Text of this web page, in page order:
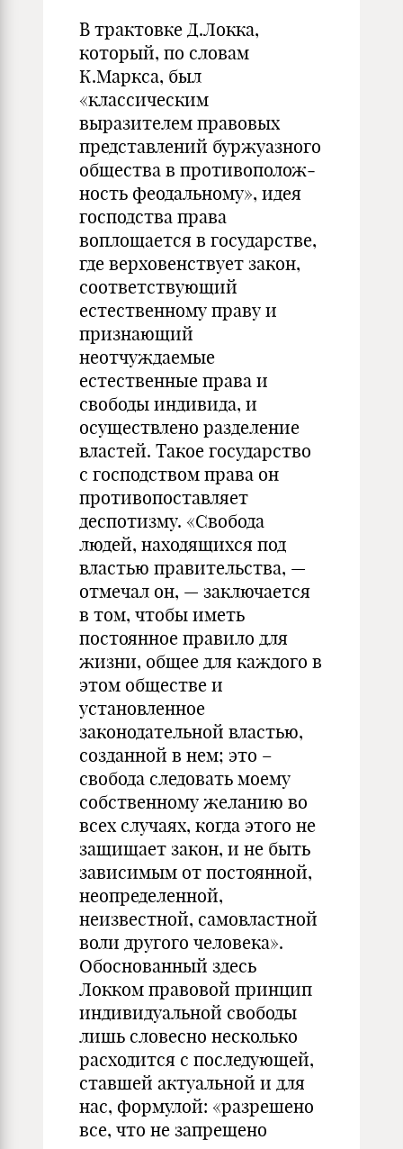
В трактовке Д.Локка,
который, по словам
К.Маркса, был
«классическим
выразителем правовых
представлений буржуазного
общества в противополож­
ность феодальному», идея
господства права
воплощается в государстве,
где вер­ховенствует закон,
соответствующий
естественному праву и
признающий
неотчуждаемые
естественные права и
свободы индивида, и
осуществлено раз­деление
властей. Такое государство
с господством права он
противопоставляет
деспотизму. «Свобода
людей, находящихся под
властью правительства, —
отме­чал он, — заключается
в том, чтобы иметь
постоянное правило для
жизни, об­щее для каждого в
этом обществе и
установленное
законодательной властью,
соз­данной в нем; это –
свобода следовать моему
собственному желанию во
всех случаях, когда этого не
защищает закон, и не быть
зависимым от постоянной,
неопределенной,
неизвестной, самовластной
воли другого человека».
Обос­нован­ный здесь
Локком правовой принцип
индивидуальной свободы
лишь словесно несколько
расходится с последующей,
ставшей актуальной и для
нас, формулой: «разрешено
все, что не запрещено